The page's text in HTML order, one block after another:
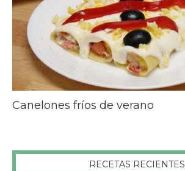
Canelones fríos de verano
RECETAS RECIENTES